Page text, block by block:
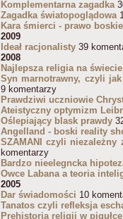
Komplementarna zagadka
Zagadka światopoglądowa
Kara śmierci - prawo
2009
Ideał racjonalisty 39
2008
Najlepsza religia na świecie
Syn marnotrawny, czyli
9 komentarzy
Prawdziwi uczniowie
Ateistyczny optymizm
Oślepiający blask prawdy
Angelland - boski reality
SZAMANI czyli niezależny
komentarzy
Bardzo nieelegncka
Owce Labana a teoria
2005
Dar świadomości 10
Tanatos czyli refleksja
Prehistoria religii w pigułce